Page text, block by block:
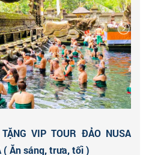
VIP TOUR ĐẢO NUSA
( Ăn sáng, trưa, tối )